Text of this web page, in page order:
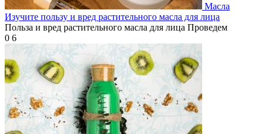
Масла
Изучите пользу и вред растительного масла для лица
Польза и вред растительного масла для лица Проведем
0 6